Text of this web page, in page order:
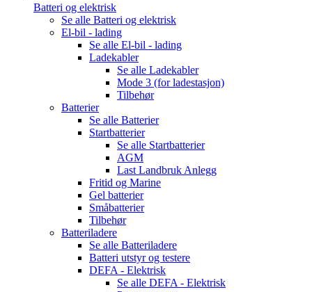
Batteri og elektrisk
Se alle Batteri og elektrisk
El-bil - lading
Se alle El-bil - lading
Ladekabler
Se alle Ladekabler
Mode 3 (for ladestasjon)
Tilbehør
Batterier
Se alle Batterier
Startbatterier
Se alle Startbatterier
AGM
Last Landbruk Anlegg
Fritid og Marine
Gel batterier
Småbatterier
Tilbehør
Batteriladere
Se alle Batteriladere
Batteri utstyr og testere
DEFA - Elektrisk
Se alle DEFA - Elektrisk